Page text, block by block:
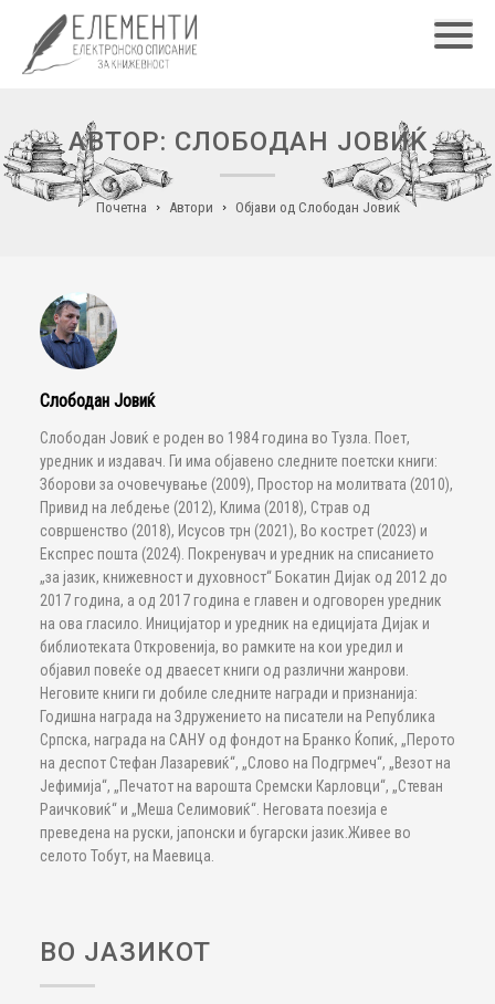
АВТОР: СЛОБОДАН ЈОВИЌ
Почетна Автори Објави од Слободан Јовиќ
Слободан Јовиќ
Слободан Јовиќ е роден во 1984 година во Тузла. Поет,
уредник и издавач. Ги има објавено следните поетски книги:
Зборови за очовечување (2009), Простор на молитвата (2010),
Привид на лебдење (2012), Клима (2018), Страв од
совршенство (2018), Исусов трн (2021), Во кострет (2023) и
Експрес пошта (2024). Покренувач и уредник на списанието
„за јазик, книжевност и духовност“ Бокатин Дијак од 2012 до
2017 година, а од 2017 година е главен и одговорен уредник
на ова гласило. Иницијатор и уредник на едицијата Дијак и
библиотеката Откровенија, во рамките на кои уредил и
објавил повеќе од дваесет книги од различни жанрови.
Неговите книги ги добиле следните награди и признанија:
Годишна награда на Здружението на писатели на Република
Српска, награда на САНУ од фондот на Бранко Ќопиќ, „Перото
на деспот Стефан Лазаревиќ“, „Слово на Подгрмеч“, „Везот на
Јефимија“, „Печатот на варошта Сремски Карловци“, „Стеван
Раичковиќ“ и „Меша Селимовиќ“. Неговата поезија е
преведена на руски, јапонски и бугарски јазик.Живее во
селото Тобут, на Маевица.
ВО ЈАЗИКОТ